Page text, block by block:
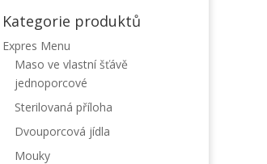
Kategorie produktů
Expres Menu
Maso ve vlastní šťávě
jednoporcové
Sterilovaná příloha
Dvouporcová jídla
Mouky